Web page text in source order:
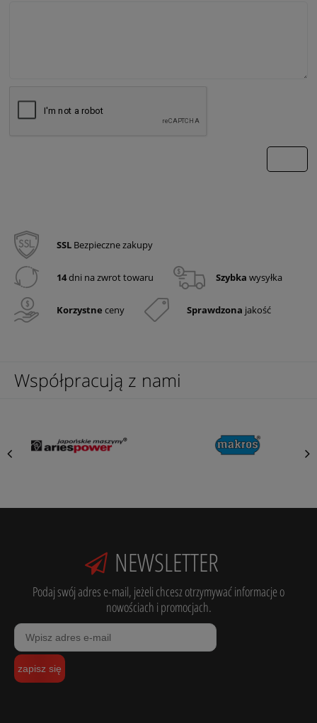
SSL Bezpieczne zakupy
14dni na zwrot towaru Szybka wysyłka
Korzystne ceny Sprawdzona jakość
Współpracują z nami
NEWSLETTER
Podaj swój adres e-mail, jeżeli chcesz otrzymywać informacje o
nowościach i promocjach.
zapisz się